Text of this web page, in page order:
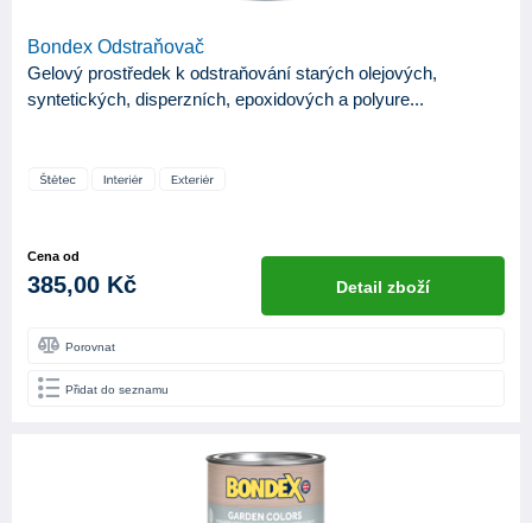
Bondex Odstraňovač
Gelový prostředek k odstraňování starých olejových,
syntetických, disperzních, epoxidových a polyure...
Cena od
385,00 Kč Detail zboží
Porovnat
Přidat do seznamu